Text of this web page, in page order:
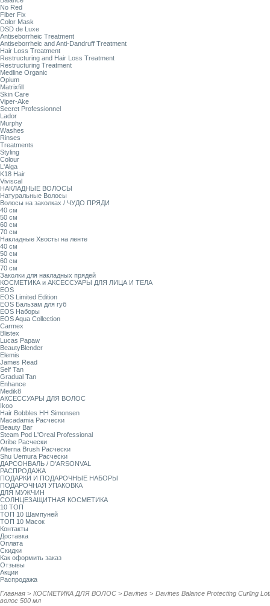
No Red
Fiber Fix
Color Mask
DSD de Luxe
Antiseborrheic Treatment
Antiseborrheic and Anti-Dandruff Treatment
Hair Loss Treatment
Restructuring and Hair Loss Treatment
Restructuring Treatment
Medline Organic
Opium
Matrixfill
Skin Care
Viper-Ake
Secret Professionnel
Lador
Murphy
Washes
Rinses
Treatments
Styling
Colour
L'Alga
K18 Hair
Viviscal
НАКЛАДНЫЕ ВОЛОСЫ
Натуральные Волосы
Волосы на заколках / ЧУДО ПРЯДИ
40 см
50 см
60 см
70 см
Накладные Хвосты на ленте
40 см
50 см
60 см
70 см
Заколки для накладных прядей
КОСМЕТИКА и АКСЕССУАРЫ ДЛЯ ЛИЦА И ТЕЛА
EOS
EOS Limited Edition
EOS Бальзам для губ
EOS Наборы
EOS Aqua Collection
Carmex
Blistex
Lucas Papaw
BeautyBlender
Elemis
James Read
Self Tan
Gradual Tan
Enhance
Medik8
АКСЕССУАРЫ ДЛЯ ВОЛОС
Ikoo
Hair Bobbles HH Simonsen
Macadamia Расчески
Beauty Bar
Steam Pod L'Oreal Professional
Oribe Расчески
Alterna Brush Расчески
Shu Uemura Расчески
ДАРСОНВАЛЬ / D'ARSONVAL
РАСПРОДАЖА
ПОДАРКИ И ПОДАРОЧНЫЕ НАБОРЫ
ПОДАРОЧНАЯ УПАКОВКА
ДЛЯ МУЖЧИН
СОЛНЦЕЗАЩИТНАЯ КОСМЕТИКА
10 ТОП
ТОП 10 Шампуней
ТОП 10 Масок
Контакты
Доставка
Оплата
Скидки
Как оформить заказ
Отзывы
Акции
Распродажа
Главная > КОСМЕТИКА ДЛЯ ВОЛОС > Davines > Davines Balance Protecting Curling
волос 500 мл